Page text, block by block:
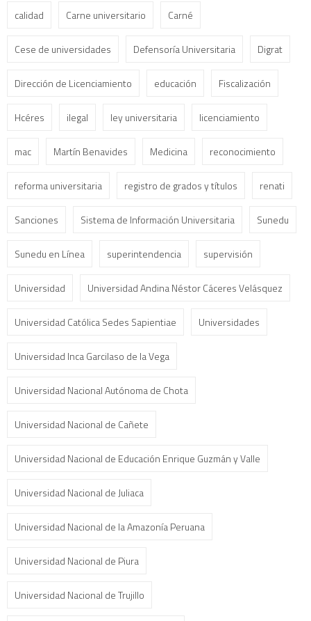
calidad Carne universitario Carné
Cese de universidades Defensoría Universitaria Digrat
Dirección de Licenciamiento educación Fiscalización
Hcéres ilegal ley universitaria licenciamiento
mac Martín Benavides Medicina reconocimiento
reforma universitaria registro de grados y títulos renati
Sanciones Sistema de Información Universitaria Sunedu
Sunedu en Línea superintendencia supervisión
Universidad Universidad Andina Néstor Cáceres Velásquez
Universidad Católica Sedes Sapientiae Universidades
Universidad Inca Garcilaso de la Vega
Universidad Nacional Autónoma de Chota
Universidad Nacional de Cañete
Universidad Nacional de Educación Enrique Guzmán y Valle
Universidad Nacional de Juliaca
Universidad Nacional de la Amazonía Peruana
Universidad Nacional de Piura
Universidad Nacional de Trujillo